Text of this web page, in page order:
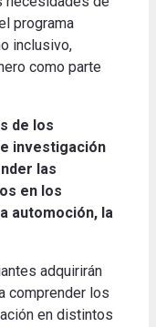
programa
inclusivo,
como parte
de los
investigación
las
en los
automoción, la
adquirirán
comprender los
en distintos